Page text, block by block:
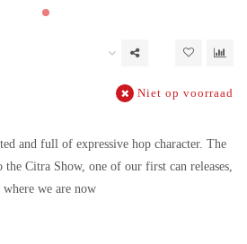
Niet op voorraad
and full of expressive hop character. The
Citra Show, one of our first can releases,
we are now